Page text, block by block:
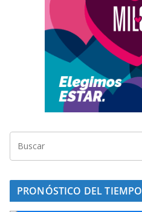
PRONÓSTICO DEL TIEMPO